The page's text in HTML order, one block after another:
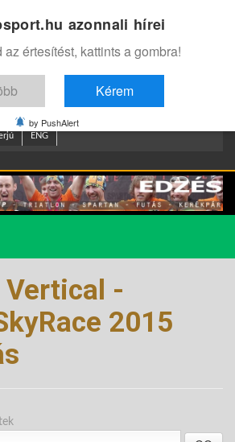
ENG
Vertical -
2015
azonnali hírei
az értesítést, kattints a gombra!
Kérem
by PushAlert